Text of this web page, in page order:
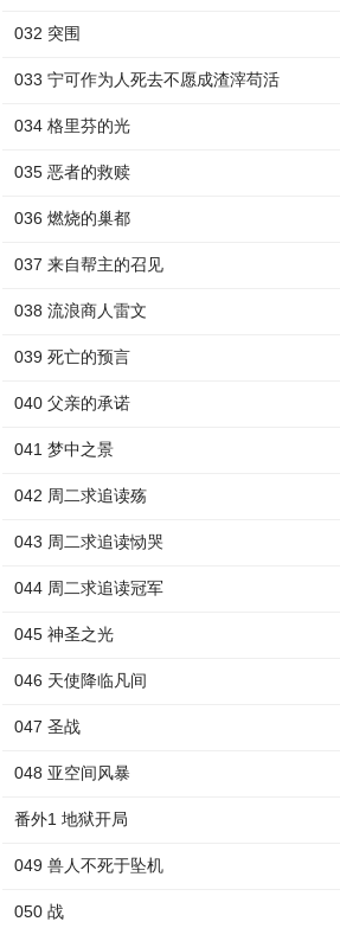
032 突围
033 宁可作为人死去不愿成渣滓苟活
034 格里芬的光
035 恶者的救赎
036 燃烧的巢都
037 来自帮主的召见
038 流浪商人雷文
039 死亡的预言
040 父亲的承诺
041 梦中之景
042 周二求追读殇
043 周二求追读恸哭
044 周二求追读冠军
045 神圣之光
046 天使降临凡间
047 圣战
048 亚空间风暴
番外1 地狱开局
049 兽人不死于坠机
050 战